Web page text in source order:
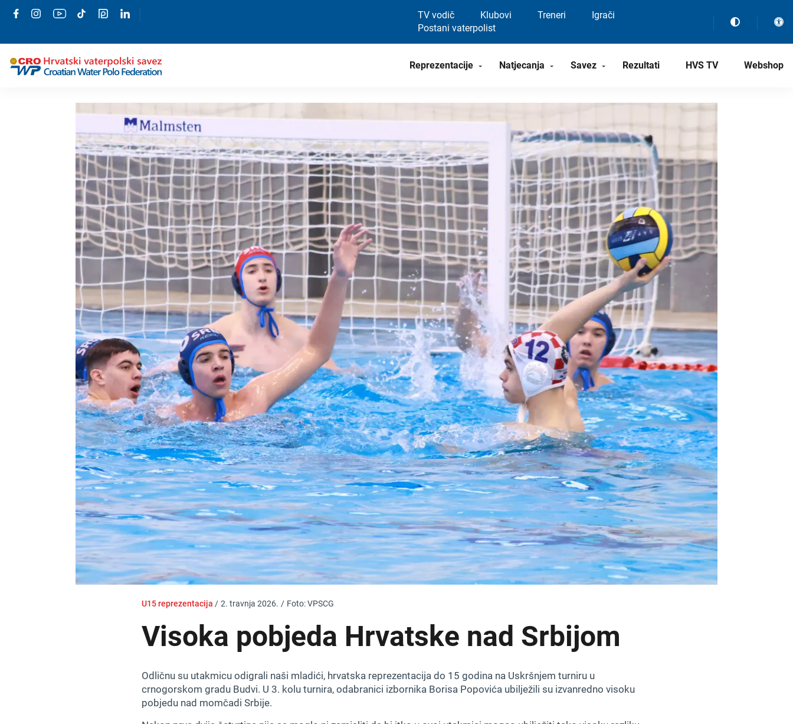
TV vodič Klubovi Treneri
Igrači
Postani vaterpolist
Reprezentacije Natjecanja Savez Rezultati HVS TV Webshop
U15 reprezentacija / 2. travnja 2026. / Foto: VPSCG
Visoka pobjeda Hrvatske nad Srbijom
Odličnu su utakmicu odigrali naši mladići, hrvatska reprezentacija do 15 godina na Uskršnjem turniru u
crnogorskom gradu Budvi. U 3. kolu turnira, odabranici izbornika Borisa Popovića ubilježili su izvanredno visoku
pobjedu nad momčadi Srbije.